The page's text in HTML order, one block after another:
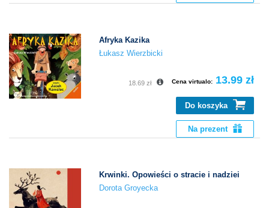
Afryka Kazika
Łukasz Wierzbicki
Cena virtualo: 13.99 zł
18.69 zł
Do koszyka
Na prezent
Krwinki. Opowieści o stracie i nadziei
Dorota Groyecka